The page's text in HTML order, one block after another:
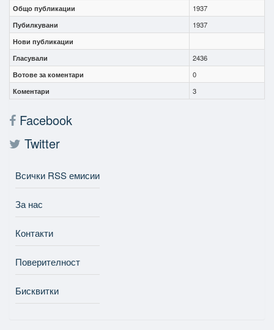
Общо публикации
1937
Пубилкувани
1937
Нови публикации
Гласували
2436
Вотове за коментари
0
Коментари
3
Facebook
Twitter
Всички RSS емисии
За нас
Контакти
Поверителност
Бисквитки